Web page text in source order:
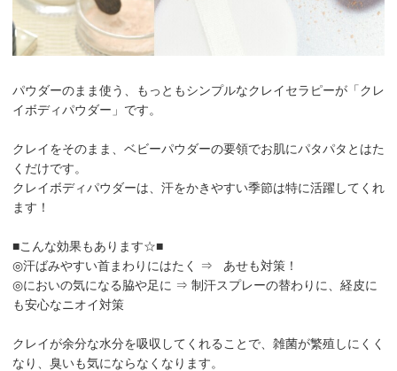
パウダーのまま使う、もっともシンプルなクレイセラピーが「クレ
イボディパウダー」です。
クレイをそのまま、ベビーパウダーの要領でお肌にパタパタとはた
くだけです。
クレイボディパウダーは、汗をかきやすい季節は特に活躍してくれ
ます！
■こんな効果もあります☆■
◎汗ばみやすい首まわりにはたく ⇒
あせも対策！
◎においの気になる脇や足に ⇒ 制汗スプレーの替わりに、経皮に
も安心なニオイ対策
クレイが余分な水分を吸収してくれることで、雑菌が繁殖しにくく
なり、臭いも気にならなくなります。